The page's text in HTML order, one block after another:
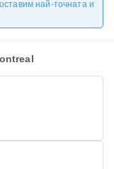
най-точната и